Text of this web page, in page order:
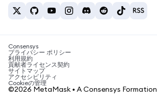
お問い合わせ
ETH→USDT
USDTの購入
SHIBの購入
BNBの購入
税制関連ニュース
暗号資産の購入方法は？
ビットコインを売るには？
Consensys
プライバシー ポリシー
利用規約
貢献者ライセンス契約
サイトマップ
アクセシビリティ
Cookieの管理
©2026 MetaMask • A Consensys Formation